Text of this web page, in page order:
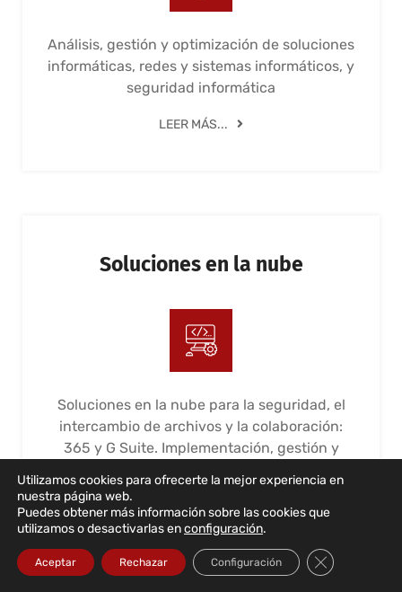
Análisis, gestión y optimización de soluciones
informáticas, redes y sistemas informáticos, y
seguridad informática
LEER MÁS...
Soluciones en la nube
Soluciones en la nube para la seguridad, el
intercambio de archivos y la colaboración:
365 y G Suite. Implementación, gestión y
LEER MÁS...
Utilizamos cookies para ofrecerte la mejor experiencia en
nuestra página web.
Puedes obtener más información sobre las cookies que
utilizamos o desactivarlas enconfiguración.
Aceptar Rechazar Configuración Cerrar el